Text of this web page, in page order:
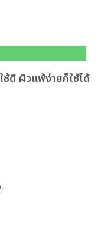
ดี ผิวแพ้ง่ายก็ใช้ได้